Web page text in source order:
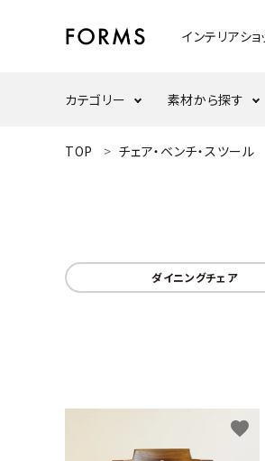
インテリアシ
カテゴリー
インテリア小物
素材から探す
ACCOUNT MENU
search
TOP チェア・ベンチ・スツール
ダイニングチェア
favorite